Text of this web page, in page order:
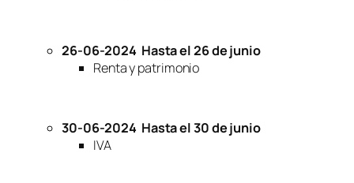
26-06-2024 Hasta el 26 de junio
Renta y patrimonio
30-06-2024 Hasta el 30 de junio
IVA